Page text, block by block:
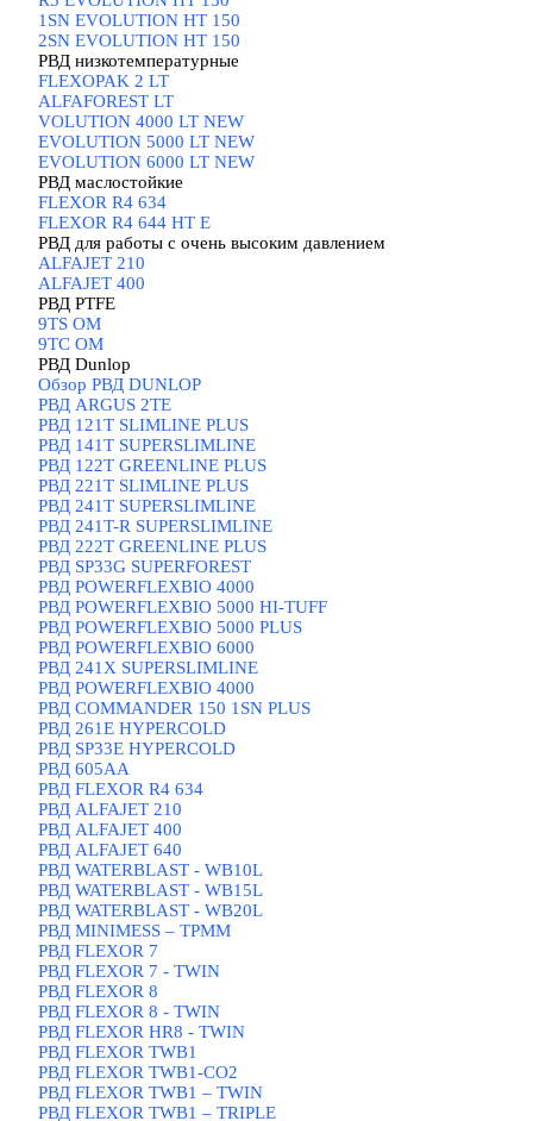
1SN EVOLUTION HT 150
2SN EVOLUTION HT 150
РВД низкотемпературные
FLEXOPAK 2 LT
ALFAFOREST LT
VOLUTION 4000 LT NEW
EVOLUTION 5000 LT NEW
EVOLUTION 6000 LT NEW
РВД маслостойкие
FLEXOR R4 634
FLEXOR R4 644 HT E
РВД для работы с очень высоким давлением
ALFAJET 210
ALFAJET 400
РВД PTFE
9TS OM
9TC OM
РВД Dunlop
Обзор РВД DUNLOP
РВД ARGUS 2TE
РВД 121T SLIMLINE PLUS
РВД 141T SUPERSLIMLINE
РВД 122T GREENLINE PLUS
РВД 221T SLIMLINE PLUS
РВД 241T SUPERSLIMLINE
РВД 241T-R SUPERSLIMLINE
РВД 222T GREENLINE PLUS
РВД SP33G SUPERFOREST
РВД POWERFLEXBIO 4000
РВД POWERFLEXBIO 5000 HI-TUFF
РВД POWERFLEXBIO 5000 PLUS
РВД POWERFLEXBIO 6000
РВД 241X SUPERSLIMLINE
РВД POWERFLEXBIO 4000
РВД СOMMANDER 150 1SN PLUS
РВД 261E HYPERCOLD
РВД SP33E HYPERCOLD
РВД 605AA
РВД FLEXOR R4 634
РВД ALFAJET 210
РВД ALFAJET 400
РВД ALFAJET 640
РВД WATERBLAST - WB10L
РВД WATERBLAST - WB15L
РВД WATERBLAST - WB20L
РВД MINIMESS – TPMM
РВД FLEXOR 7
РВД FLEXOR 7 - TWIN
РВД FLEXOR 8
РВД FLEXOR 8 - TWIN
РВД FLEXOR HR8 - TWIN
РВД FLEXOR TWB1
РВД FLEXOR TWB1-CO2
РВД FLEXOR TWB1 – TWIN
РВД FLEXOR TWB1 – TRIPLE